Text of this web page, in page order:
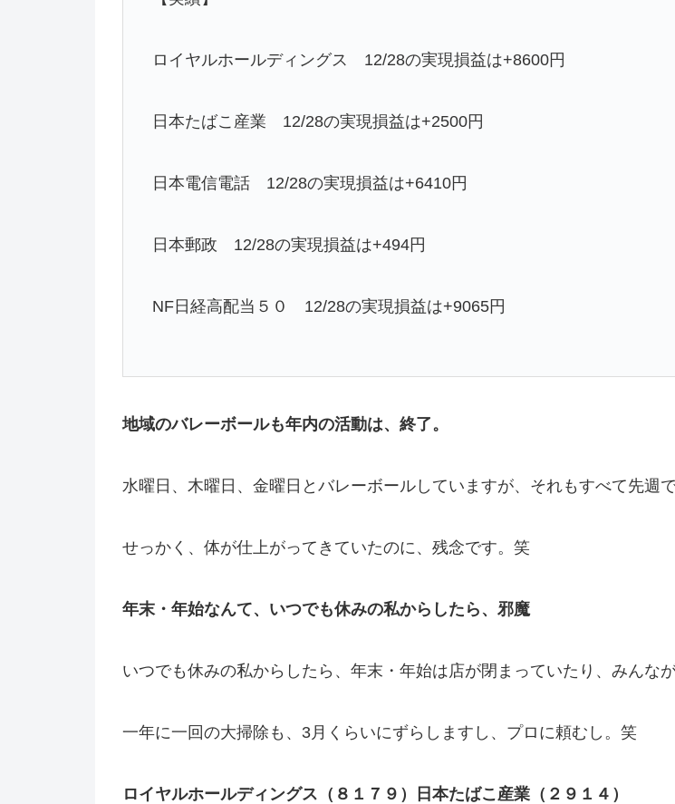
ロイヤルホールディングス 12/28の実現損益は+8600円
日本たばこ産業 12/28の実現損益は+2500円
日本電信電話 12/28の実現損益は+6410円
日本郵政 12/28の実現損益は+494円
NF日経高配当５０ 12/28の実現損益は+9065円
地域のバレーボールも年内の活動は、終了。
水曜日、木曜日、金曜日とバレーボールしていますが、それもすべて先週で
せっかく、体が仕上がってきていたのに、残念です。笑
年末・年始なんて、いつでも休みの私からしたら、邪魔
いつでも休みの私からしたら、年末・年始は店が閉まっていたり、みんな
一年に一回の大掃除も、3月くらいにずらしますし、プロに頼むし。笑
ロイヤルホールディングス（８１７９）日本たばこ産業（２９１４）